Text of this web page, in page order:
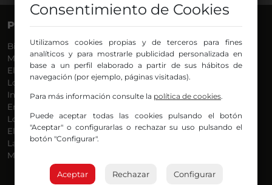
PROGRAMAS
Bilbosport
Más Música
El Madrugador
Lo Más Nuevo
Informativos
En Ruta
Locos por la Música
El Supermadrugador
La Mañana de Radio Nervión
Más Madrugada
VOCES
Agurtzane
Belén Ollero
Dani
Eduardo
Eva Argote
Iker
Iñigo
Joseba
Consentimiento de Cookies
Utilizamos cookies propias y de terceros para fines
analíticos y para mostrarle publicidad personalizada en
base a un perfil elaborado a partir de sus hábitos de
navegación (por ejemplo, páginas visitadas).
Para más información consulte la política de cookies.
Puede aceptar todas las cookies pulsando el botón
"Aceptar" o configurarlas o rechazar su uso pulsando el
botón "Configurar".
Aceptar Rechazar Configurar